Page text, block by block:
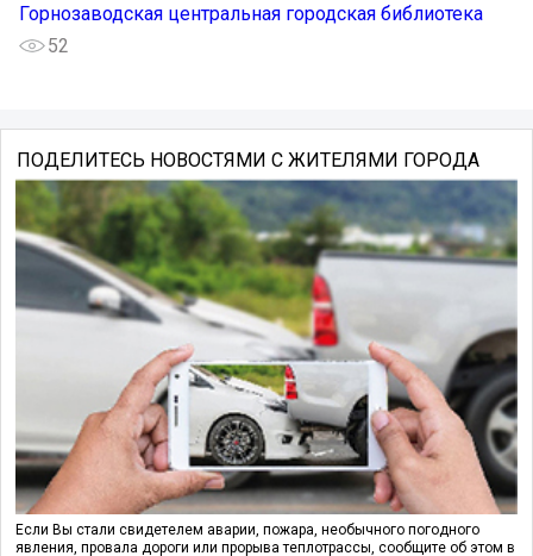
Горнозаводская центральная городская библиотека
52
ПОДЕЛИТЕСЬ НОВОСТЯМИ С ЖИТЕЛЯМИ ГОРОДА
Если Вы стали свидетелем аварии, пожара, необычного погодного
явления, провала дороги или прорыва теплотрассы, сообщите об этом в